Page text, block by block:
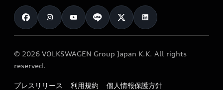
カタログ一覧
車検 / 定期点検
e-tronアフターサポート
myAudi
クオリティ
保証
メンテナンス
お知らせ
オーナー様向けキャンペーン
特定整備適用車一覧
リサイクル法
© 2026 VOLKSWAGEN Group Japan K.K. All rights
reserved.
プレスリリース 利用規約
個人情報保護方針